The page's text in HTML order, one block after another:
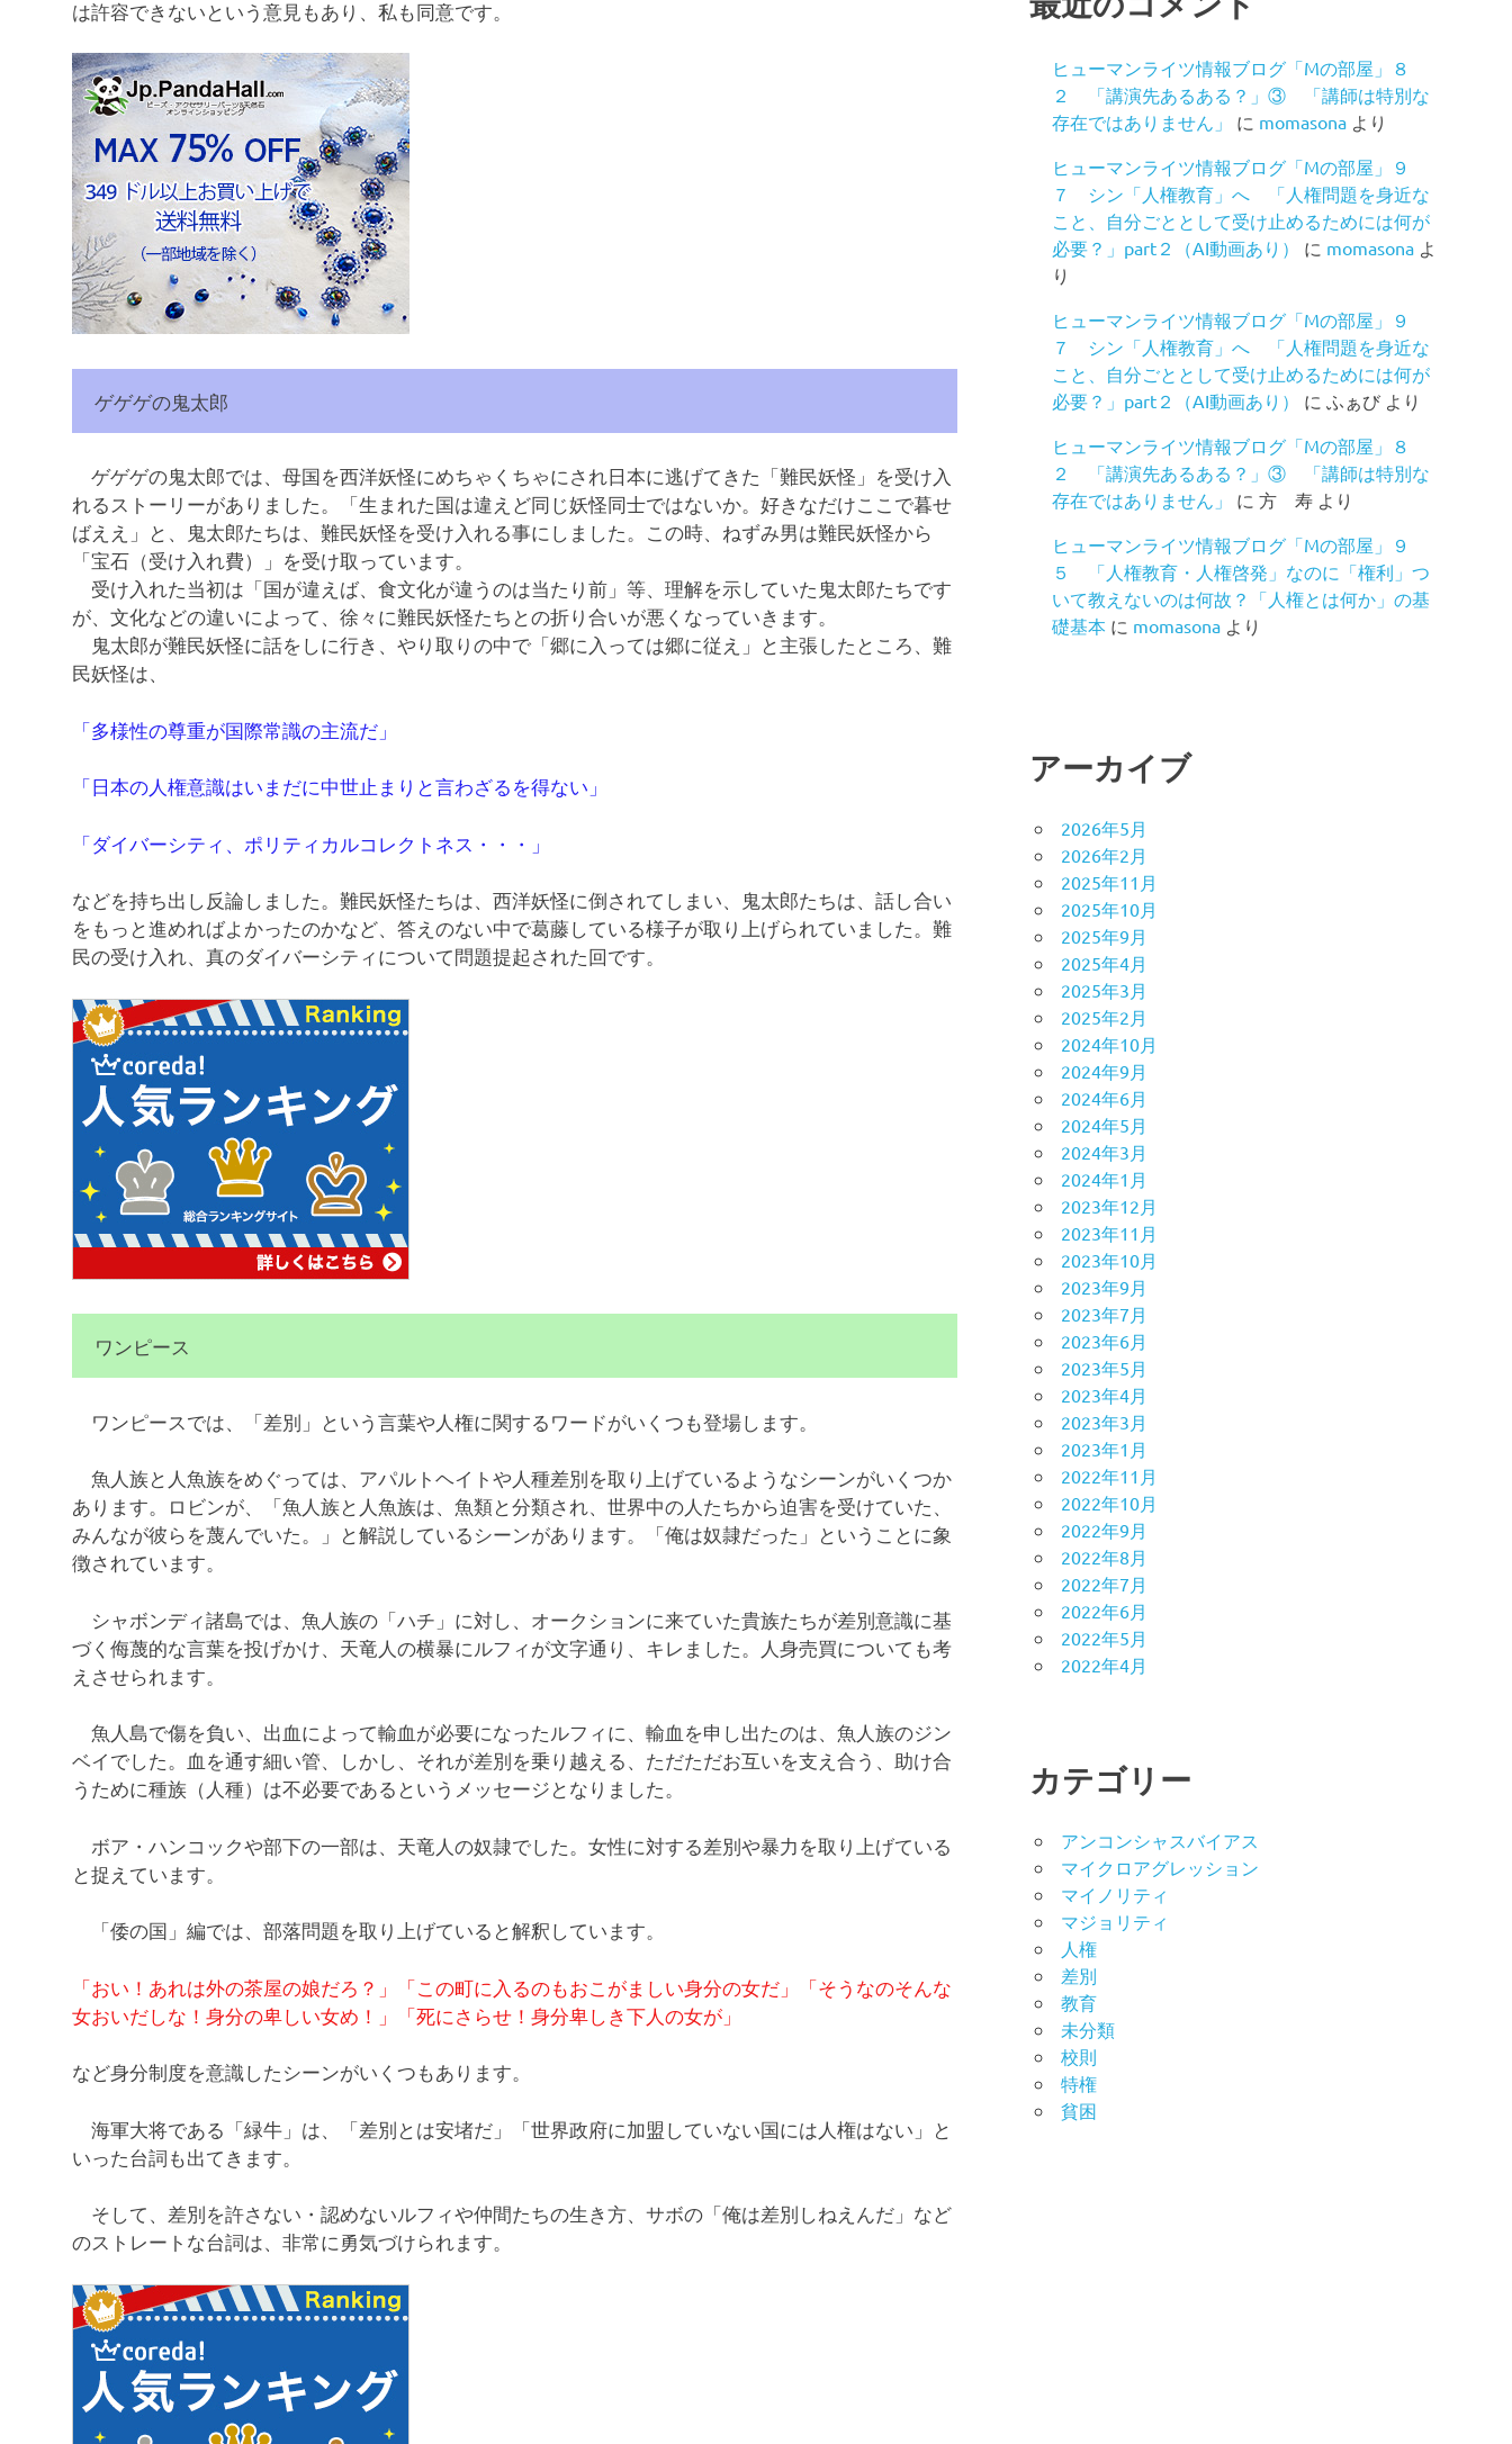
は許容できないという意見もあり、私も同意です。
ゲゲゲの鬼太郎
ゲゲゲの鬼太郎では、母国を西洋妖怪にめちゃくちゃにされ日本に逃げてきた「難民妖怪」を受け入
れるストーリーがありました。「生まれた国は違えど同じ妖怪同士ではないか。好きなだけここで暮せ
ばええ」と、鬼太郎たちは、難民妖怪を受け入れる事にしました。この時、ねずみ男は難民妖怪から
「宝石（受け入れ費）」を受け取っています。
受け入れた当初は「国が違えば、食文化が違うのは当たり前」等、理解を示していた鬼太郎たちです
が、文化などの違いによって、徐々に難民妖怪たちとの折り合いが悪くなっていきます。
鬼太郎が難民妖怪に話をしに行き、やり取りの中で「郷に入っては郷に従え」と主張したところ、難
民妖怪は、
「多様性の尊重が国際常識の主流だ」
「日本の人権意識はいまだに中世止まりと言わざるを得ない」
「ダイバーシティ、ポリティカルコレクトネス・・・」
などを持ち出し反論しました。難民妖怪たちは、西洋妖怪に倒されてしまい、鬼太郎たちは、話し合い
をもっと進めればよかったのかなど、答えのない中で葛藤している様子が取り上げられていました。難
民の受け入れ、真のダイバーシティについて問題提起された回です。
ワンピース
ワンピースでは、「差別」という言葉や人権に関するワードがいくつも登場します。
魚人族と人魚族をめぐっては、アパルトヘイトや人種差別を取り上げているようなシーンがいくつか
あります。ロビンが、「魚人族と人魚族は、魚類と分類され、世界中の人たちから迫害を受けていた、
みんなが彼らを蔑んでいた。」と解説しているシーンがあります。「俺は奴隷だった」ということに象
徴されています。
シャボンディ諸島では、魚人族の「ハチ」に対し、オークションに来ていた貴族たちが差別意識に基
づく侮蔑的な言葉を投げかけ、天竜人の横暴にルフィが文字通り、キレました。人身売買についても考
えさせられます。
魚人島で傷を負い、出血によって輸血が必要になったルフィに、輸血を申し出たのは、魚人族のジン
ベイでした。血を通す細い管、しかし、それが差別を乗り越える、ただただお互いを支え合う、助け合
うために種族（人種）は不必要であるというメッセージとなりました。
ボア・ハンコックや部下の一部は、天竜人の奴隷でした。女性に対する差別や暴力を取り上げている
と捉えています。
「倭の国」編では、部落問題を取り上げていると解釈しています。
「おい！あれは外の茶屋の娘だろ？」「この町に入るのもおこがましい身分の女だ」「そうなのそんな
女おいだしな！身分の卑しい女め！」「死にさらせ！身分卑しき下人の女が」
など身分制度を意識したシーンがいくつもあります。
海軍大将である「緑牛」は、「差別とは安堵だ」「世界政府に加盟していない国には人権はない」と
いった台詞も出てきます。
そして、差別を許さない・認めないルフィや仲間たちの生き方、サボの「俺は差別しねえんだ」など
のストレートな台詞は、非常に勇気づけられます。
ヒューマンライツ情報ブログ「Mの部屋」８
２ 「講演先あるある？」③ 「講師は特別な
存在ではありません」
に momasona より
ヒューマンライツ情報ブログ「Mの部屋」９
７ シン「人権教育」へ 「人権問題を身近な
こと、自分ごととして受け止めるためには何が
必要？」part２（AI動画あり）
に momasona よ
り
ヒューマンライツ情報ブログ「Mの部屋」９
７ シン「人権教育」へ 「人権問題を身近な
こと、自分ごととして受け止めるためには何が
必要？」part２（AI動画あり）
に ふぁび より
ヒューマンライツ情報ブログ「Mの部屋」８
２ 「講演先あるある？」③ 「講師は特別な
存在ではありません」
に方 寿 より
ヒューマンライツ情報ブログ「Mの部屋」９
５ 「人権教育・人権啓発」なのに「権利」つ
いて教えないのは何故？「人権とは何か」の基
礎基本 に momasona より
アーカイブ
2026年5月
2026年2月
2025年11月
2025年10月
2025年9月
2025年4月
2025年3月
2025年2月
2024年10月
2024年9月
2024年6月
2024年5月
2024年3月
2024年1月
2023年12月
2023年11月
2023年10月
2023年9月
2023年7月
2023年6月
2023年5月
2023年4月
2023年3月
2023年1月
2022年11月
2022年10月
2022年9月
2022年8月
2022年7月
2022年6月
2022年5月
2022年4月
カテゴリー
アンコンシャスバイアス
マイクロアグレッション
マイノリティ
マジョリティ
人権
差別
教育
未分類
校則
特権
貧困